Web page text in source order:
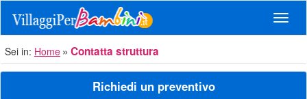
Sei in: Home Contatta struttura
Richiedi un preventivo